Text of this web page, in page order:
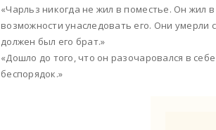
«Чарльз никогда не жил в поместье. Он жил
возможности унаследовать его. Они умерли
должен был его брат.»
«Дошло до того, что он разочаровался в
беспорядок.»